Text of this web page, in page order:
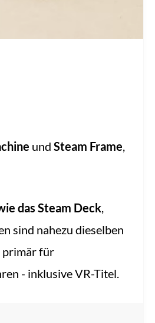
und Steam Frame,
das Steam Deck,
sind nahezu dieselben
primär für
- inklusive VR-Titel.